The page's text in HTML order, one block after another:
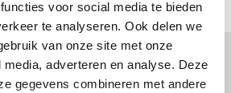
voor social media te bieden
te analyseren. Ook delen we
van onze site met onze
adverteren en analyse. Deze
gegevens combineren met andere
Fantastisch gedaan Olivia!